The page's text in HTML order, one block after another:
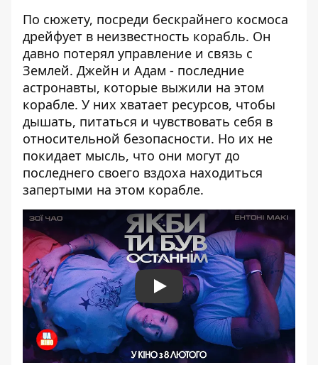
По сюжету, посреди бескрайнего космоса
дрейфует в неизвестность корабль. Он
давно потерял управление и связь с
Землей. Джейн и Адам - последние
астронавты, которые выжили на этом
корабле. У них хватает ресурсов, чтобы
дышать, питаться и чувствовать себя в
относительной безопасности. Но их не
покидает мысль, что они могут до
последнего своего вздоха находиться
запертыми на этом корабле.
Play